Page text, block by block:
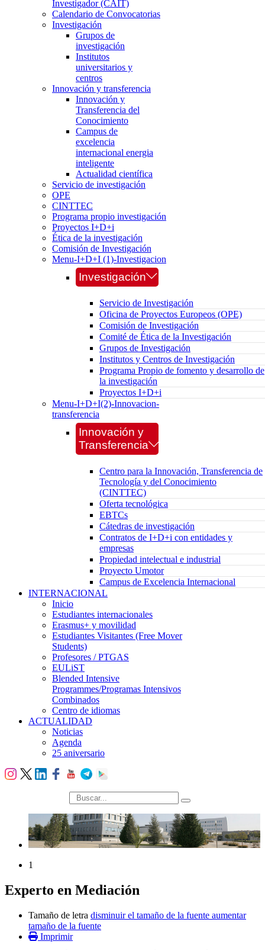
Investigador (CAIT)
Calendario de Convocatorias
Investigación
Grupos de
investigación
Institutos
universitarios y
centros
Innovación y transferencia
Innovación y
Transferencia del
Conocimiento
Campus de
excelencia
internacional energia
inteligente
Actualidad científica
Servicio de investigación
OPE
CINTTEC
Programa propio investigación
Proyectos I+D+i
Ética de la investigación
Comisión de Investigación
Menu-I+D+I (1)-Investigacion
Investigación
Servicio de Investigación
Oficina de Proyectos Europeos (OPE)
Comisión de Investigación
Comité de Ética de la Investigación
Grupos de Investigación
Institutos y Centros de Investigación
Programa Propio de fomento y desarrollo de
la investigación
Proyectos I+D+i
Menu-I+D+I(2)-Innovacion-
transferencia
Innovación y
Transferencia
Centro para la Innovación, Transferencia de
Tecnología y del Conocimiento
(CINTTEC)
Oferta tecnológica
EBTCs
Cátedras de investigación
Contratos de I+D+i con entidades y
empresas
Propiedad intelectual e industrial
Proyecto Umotor
Campus de Excelencia Internacional
INTERNACIONAL
Inicio
Estudiantes internacionales
Erasmus+ y movilidad
Estudiantes Visitantes (Free Mover
Students)
Profesores / PTGAS
EULiST
Blended Intensive
Programmes/Programas Intensivos
Combinados
Centro de idiomas
ACTUALIDAD
Noticias
Agenda
25 aniversario
búsqueda
1
Experto en Mediación
Tamaño de letra disminuir el tamaño de la fuente aumentar
tamaño de la fuente
Imprimir